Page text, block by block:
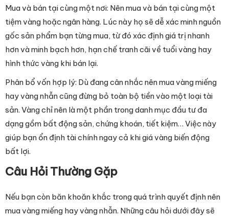
Mua và bán tại cùng một nơi: Nên mua và bán tại cùng một
tiệm vàng hoặc ngân hàng. Lúc này họ sẽ dễ xác minh nguồn
gốc sản phẩm bạn từng mua, từ đó xác định giá trị nhanh
hơn và minh bạch hơn, hạn chế tranh cãi về tuổi vàng hay
hình thức vàng khi bán lại.
Phân bổ vốn hợp lý: Dù đang cân nhắc nên mua vàng miếng
hay vàng nhẫn cũng đừng bỏ toàn bộ tiền vào một loại tài
sản. Vàng chỉ nên là một phần trong danh mục đầu tư đa
dạng gồm bất động sản, chứng khoán, tiết kiệm… Việc này
giúp bạn ổn định tài chính ngay cả khi giá vàng biến động
bất lợi.
Câu Hỏi Thường Gặp
Nếu bạn còn băn khoăn khắc trong quá trình quyết định nên
mua vàng miếng hay vàng nhẫn. Những câu hỏi dưới đây sẽ